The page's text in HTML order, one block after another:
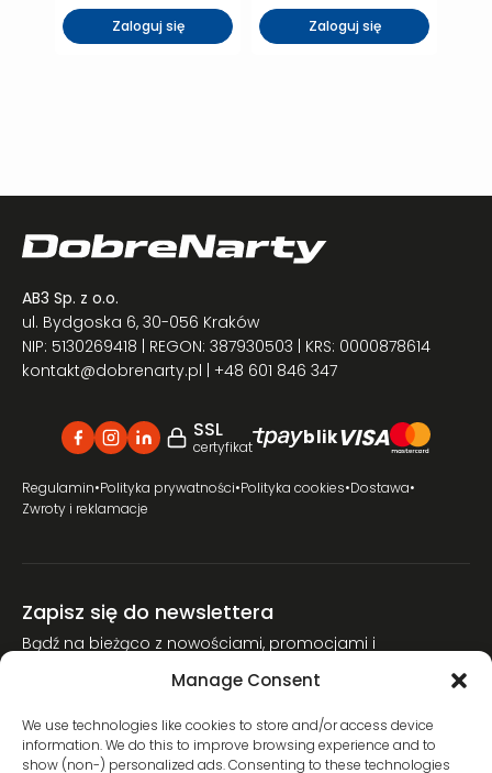
Manage Consent
We use technologies like cookies to store and/or access device
information. We do this to improve browsing experience and to
show (non-) personalized ads. Consenting to these technologies
Zaloguj się Zaloguj się
AB3 Sp. z o.o.
ul. Bydgoska 6, 30-056 Kraków
NIP: 5130269418 | REGON: 387930503 | KRS: 0000878614
kontakt@dobrenarty.pl | +48 601 846 347
SSL
certyfikat blikVISA
Regulamin•Polityka prywatności•Polityka cookies•Dostawa•
Zwroty i reklamacje
Zapisz się do newslettera
Bądź na bieżąco z nowościami, promocjami i
Dołącz do naszej społeczności miłośników nart.